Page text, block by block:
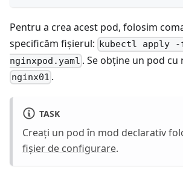
Pentru a crea acest pod, folosim
specificăm fișierul: kubectl apply
nginxpod.yaml . Se obține un pod cu
nginx01 .
TASK
Creați un pod în mod declarativ
fișier de configurare.